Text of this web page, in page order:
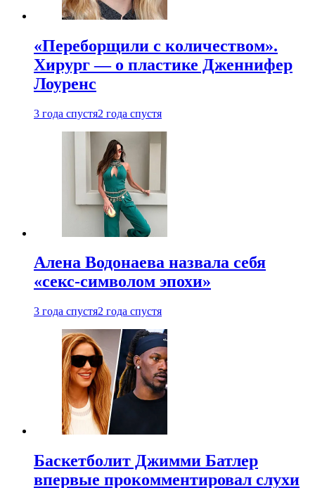
«Переборщили с количеством».
Хирург — о пластике Дженнифер
Лоуренс
3 года спустя2 года спустя
Алена Водонаева назвала себя
«секс-символом эпохи»
3 года спустя2 года спустя
Баскетболит Джимми Батлер
впервые прокомментировал слухи